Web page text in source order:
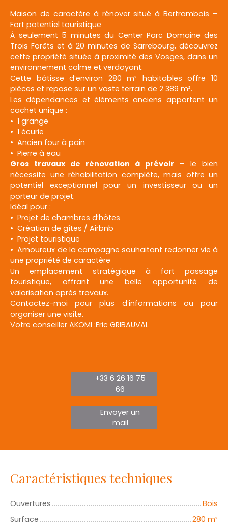
Maison de caractère à rénover situé à Bertrambois –
Fort potentiel touristique
À seulement 5 minutes du Center Parc Domaine des
Trois Forêts et à 20 minutes de Sarrebourg, découvrez
cette propriété située à proximité des Vosges, dans un
environnement calme et verdoyant.
Cette bâtisse d’environ 280 m² habitables offre 10
pièces et repose sur un vaste terrain de 2 389 m².
Les dépendances et éléments anciens apportent un
cachet unique :
1 grange
1 écurie
Ancien four à pain
Pierre à eau
Gros travaux de rénovation à prévoir – le bien
nécessite une réhabilitation complète, mais offre un
potentiel exceptionnel pour un investisseur ou un
porteur de projet.
Idéal pour :
Projet de chambres d’hôtes
Création de gîtes / Airbnb
Projet touristique
Amoureux de la campagne souhaitant redonner vie à
une propriété de caractère
Un emplacement stratégique à fort passage
touristique, offrant une belle opportunité de
valorisation après travaux.
Contactez-moi pour plus d’informations ou pour
organiser une visite.
Votre conseiller AKOMI :Eric GRIBAUVAL
+33 6 26 16 75
66
Envoyer un
mail
Caractéristiques techniques
Ouvertures
Bois
Surface
280 m²